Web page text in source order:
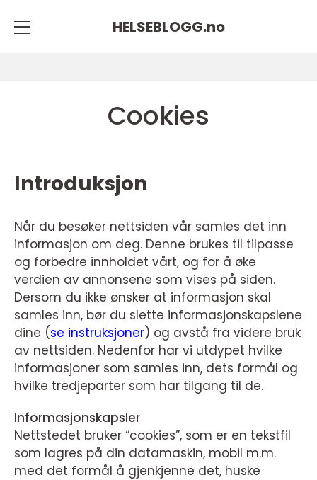
HELSEBLOGG.no
Cookies
Introduksjon
Når du besøker nettsiden vår samles det inn
informasjon om deg. Denne brukes til tilpasse
og forbedre innholdet vårt, og for å øke
verdien av annonsene som vises på siden.
Dersom du ikke ønsker at informasjon skal
samles inn, bør du slette informasjonskapslene
dine (se instruksjoner) og avstå fra videre bruk
av nettsiden. Nedenfor har vi utdypet hvilke
informasjoner som samles inn, dets formål og
hvilke tredjeparter som har tilgang til de.
Informasjonskapsler
Nettstedet bruker “cookies”, som er en tekstfil
som lagres på din datamaskin, mobil m.m.
med det formål å gjenkjenne det, huske